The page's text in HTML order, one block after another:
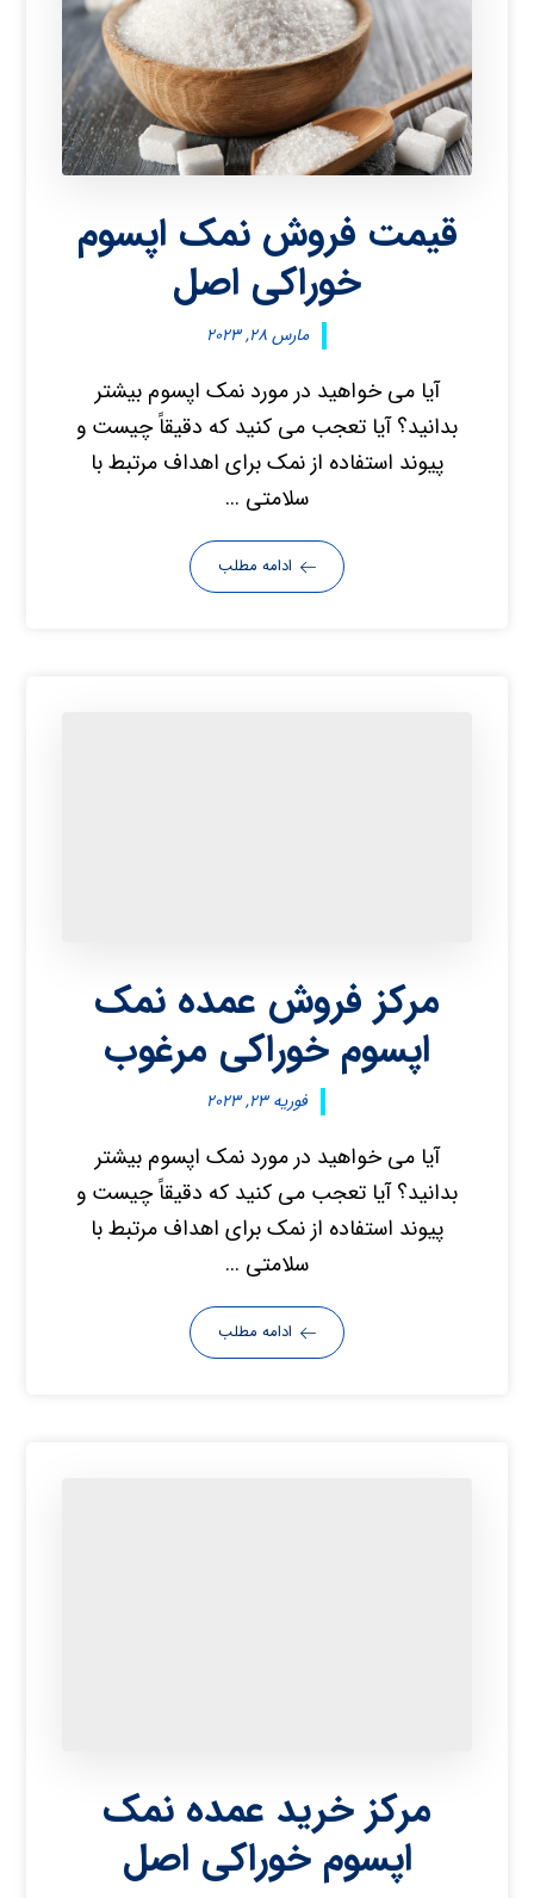
قیمت فروش نمک اپسوم
خوراکی اصل
مارس ۲۸, ۲۰۲۳
آیا می خواهید در مورد نمک اپسوم بیشتر
بدانید؟ آیا تعجب می کنید که دقیقاً چیست و
پیوند استفاده از نمک برای اهداف مرتبط با
سلامتی ...
ادامه مطلب
مرکز فروش عمده نمک
اپسوم خوراکی مرغوب
فوریه ۲۳, ۲۰۲۳
آیا می خواهید در مورد نمک اپسوم بیشتر
بدانید؟ آیا تعجب می کنید که دقیقاً چیست و
پیوند استفاده از نمک برای اهداف مرتبط با
سلامتی ...
ادامه مطلب
مرکز خرید عمده نمک
اپسوم خوراکی اصل